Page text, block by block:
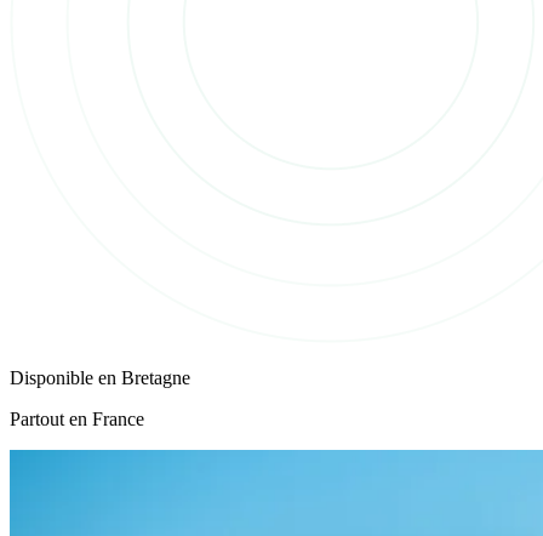
Disponible en Bretagne
Partout en France